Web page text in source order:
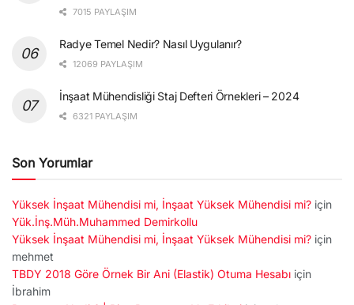
7015 PAYLAŞIM
Radye Temel Nedir? Nasıl Uygulanır?
12069 PAYLAŞIM
İnşaat Mühendisliği Staj Defteri Örnekleri – 2024
6321 PAYLAŞIM
Son Yorumlar
Yüksek İnşaat Mühendisi mi, İnşaat Yüksek Mühendisi mi? için
Yük.İnş.Müh.Muhammed Demirkollu
Yüksek İnşaat Mühendisi mi, İnşaat Yüksek Mühendisi mi? için
mehmet
TBDY 2018 Göre Örnek Bir Ani (Elastik) Otuma Hesabı için
İbrahim